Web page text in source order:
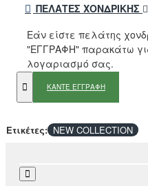
ΠΕΛΆΤΕΣ ΧΟΝΔΡΙΚΉΣ
Εάν είστε πελάτης
"ΕΓΓΡΑΦΗ" παρακάτω
λογαριασμό σας.
ΚΑΝΤΕ ΕΓΓΡΑΦΗ
Ετικέτες: NEW COLLECTION